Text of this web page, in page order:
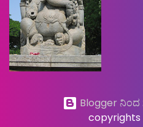
Blogger